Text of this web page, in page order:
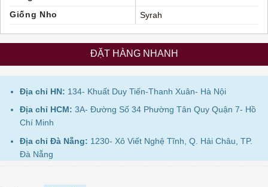
Giống Nho
Syrah
ĐẶT HÀNG NHANH
Địa chỉ HN: 134- Khuất Duy Tiến-Thanh Xuân- Hà Nội
Địa chỉ HCM: 3A- Đường Số 34 Phường Tân Quy Quận 7- Hồ
Chí Minh
Địa chỉ Đà Nẵng: 1230- Xô Viết Nghệ Tĩnh, Q. Hải Châu, TP.
Đà Nẵng